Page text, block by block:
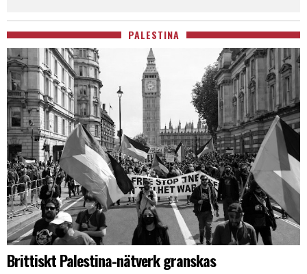
PALESTINA
Brittiskt Palestina-nätverk granskas